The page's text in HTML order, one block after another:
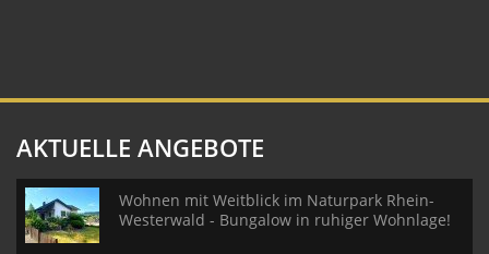
AKTUELLE ANGEBOTE
Wohnen mit Weitblick im Naturpark Rhein-
Westerwald - Bungalow in ruhiger Wohnlage!